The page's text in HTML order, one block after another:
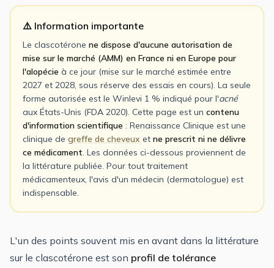
⚠️ Information importante
Le clascotérone ne dispose d'aucune autorisation de
mise sur le marché (AMM) en France ni en Europe pour
l'alopécie à ce jour (mise sur le marché estimée entre
2027 et 2028, sous réserve des essais en cours). La seule
forme autorisée est le Winlevi 1 % indiqué pour l'acné
aux États-Unis (FDA 2020). Cette page est un contenu
d'information scientifique : Renaissance Clinique est une
clinique de greffe de cheveux et ne prescrit ni ne délivre
ce médicament. Les données ci-dessous proviennent de
la littérature publiée. Pour tout traitement
médicamenteux, l'avis d'un médecin (dermatologue) est
indispensable.
L'un des points souvent mis en avant dans la littérature
sur le clascotérone est son profil de tolérance